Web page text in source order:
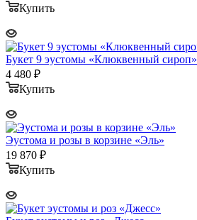
Купить
Букет 9 эустомы «Клюквенный сироп»
4 480 ₽
Купить
Эустома и розы в корзине «Эль»
19 870 ₽
Купить